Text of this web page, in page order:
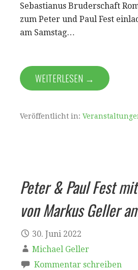
Sebastianus Bruderschaft
zum Peter und Paul Fest
am Samstag…
WEITERLESEN →
Veröffentlicht in:
Peter & Paul Fest
von Markus Geller
30. Juni 2022
Michael Geller
Kommentar schreiben